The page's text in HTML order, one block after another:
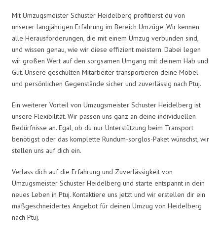
Mit Umzugsmeister Schuster Heidelberg profitierst du von
unserer langjährigen Erfahrung im Bereich Umzüge. Wir kennen
alle Herausforderungen, die mit einem Umzug verbunden sind,
und wissen genau, wie wir diese effizient meistern. Dabei legen
wir großen Wert auf den sorgsamen Umgang mit deinem Hab und
Gut. Unsere geschulten Mitarbeiter transportieren deine Möbel
und persönlichen Gegenstände sicher und zuverlässig nach Ptuj.
Ein weiterer Vorteil von Umzugsmeister Schuster Heidelberg ist
unsere Flexibilität. Wir passen uns ganz an deine individuellen
Bedürfnisse an. Egal, ob du nur Unterstützung beim Transport
benötigst oder das komplette Rundum-sorglos-Paket wünschst, wir
stellen uns auf dich ein.
Verlass dich auf die Erfahrung und Zuverlässigkeit von
Umzugsmeister Schuster Heidelberg und starte entspannt in dein
neues Leben in Ptuj. Kontaktiere uns jetzt und wir erstellen dir ein
maßgeschneidertes Angebot für deinen Umzug von Heidelberg
nach Ptuj.